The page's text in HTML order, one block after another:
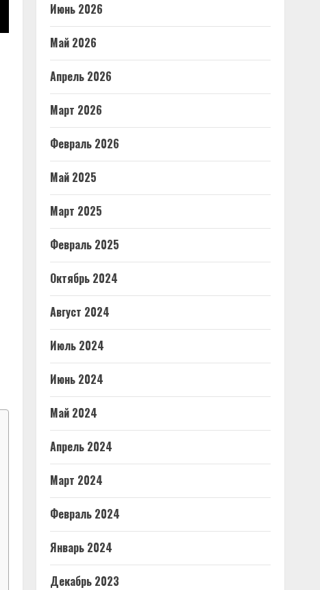
Июнь 2026
Май 2026
Апрель 2026
Март 2026
Февраль 2026
Май 2025
Март 2025
Февраль 2025
Октябрь 2024
Август 2024
Июль 2024
Июнь 2024
Май 2024
Апрель 2024
Март 2024
Февраль 2024
Январь 2024
Декабрь 2023